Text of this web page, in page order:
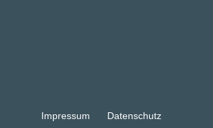
Impressum Datenschutz